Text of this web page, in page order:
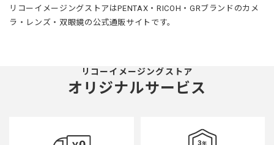
リコーイメージングストアはPENTAX・RICOH・GRブランドのカメ
ラ・レンズ・双眼鏡の公式通販サイトです。
リコーイメージングストア
オリジナルサービス